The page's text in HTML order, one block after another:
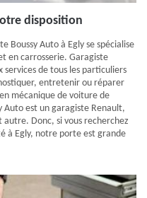
disposition
Boussy Auto à Egly se spécialise
en carrosserie. Garagiste
services de tous les particuliers
entretenir ou réparer
mécanique de voiture de
Auto est un garagiste Renault,
Donc, si vous recherchez
à Egly, notre porte est grande